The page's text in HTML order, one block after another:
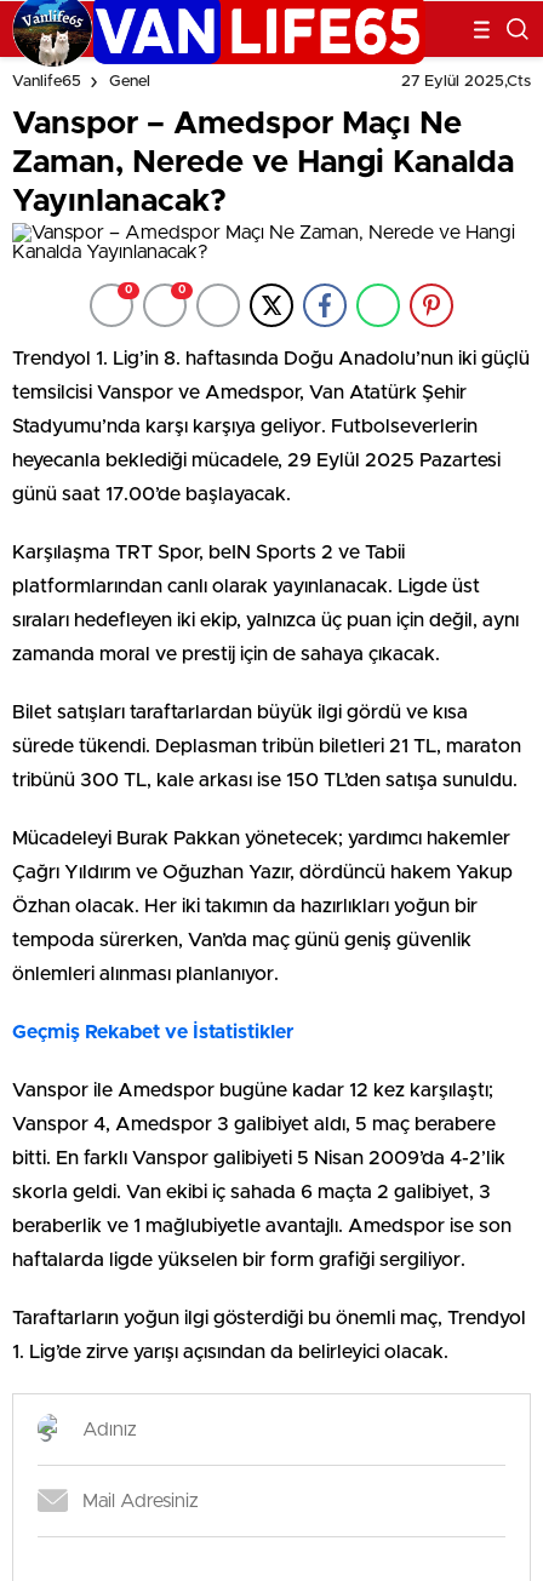
Vanlife65 Genel 27 Eylül 2025,Cts
Vanspor – Amedspor Maçı Ne
Zaman, Nerede ve Hangi Kanalda
Yayınlanacak?
0 0
Trendyol 1. Lig’in 8. haftasında Doğu Anadolu’nun iki güçlü
temsilcisi Vanspor ve Amedspor, Van Atatürk Şehir
Stadyumu’nda karşı karşıya geliyor. Futbolseverlerin
heyecanla beklediği mücadele, 29 Eylül 2025 Pazartesi
günü saat 17.00’de başlayacak.
Karşılaşma TRT Spor, beIN Sports 2 ve Tabii
platformlarından canlı olarak yayınlanacak. Ligde üst
sıraları hedefleyen iki ekip, yalnızca üç puan için değil, aynı
zamanda moral ve prestij için de sahaya çıkacak.
Bilet satışları taraftarlardan büyük ilgi gördü ve kısa
sürede tükendi. Deplasman tribün biletleri 21 TL, maraton
tribünü 300 TL, kale arkası ise 150 TL’den satışa sunuldu.
Mücadeleyi Burak Pakkan yönetecek; yardımcı hakemler
Çağrı Yıldırım ve Oğuzhan Yazır, dördüncü hakem Yakup
Özhan olacak. Her iki takımın da hazırlıkları yoğun bir
tempoda sürerken, Van’da maç günü geniş güvenlik
önlemleri alınması planlanıyor.
Geçmiş Rekabet ve İstatistikler
Vanspor ile Amedspor bugüne kadar 12 kez karşılaştı;
Vanspor 4, Amedspor 3 galibiyet aldı, 5 maç berabere
bitti. En farklı Vanspor galibiyeti 5 Nisan 2009’da 4-2’lik
skorla geldi. Van ekibi iç sahada 6 maçta 2 galibiyet, 3
beraberlik ve 1 mağlubiyetle avantajlı. Amedspor ise son
haftalarda ligde yükselen bir form grafiği sergiliyor.
Taraftarların yoğun ilgi gösterdiği bu önemli maç, Trendyol
1. Lig’de zirve yarışı açısından da belirleyici olacak.